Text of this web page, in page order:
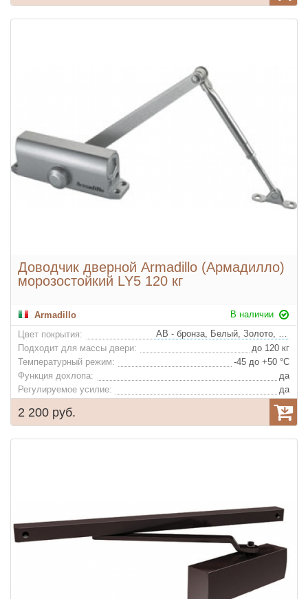
Доводчик дверной Armadillo (Армадилло)
морозостойкий LY5 120 кг
Armadillo
В наличии
Цвет покрытия:
AB - бронза, Белый, Золото, Алюминий, Коричневый
Подходит для массы двери:
до 120 кг
Температурный режим:
-45 до +50 °С
Функция дохлопа:
да
Регулируемое усилие:
да
2 200 руб.